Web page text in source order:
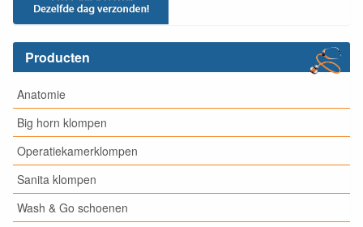
Producten
Anatomie
Big horn klompen
Operatiekamerklompen
Sanita klompen
Wash & Go schoenen